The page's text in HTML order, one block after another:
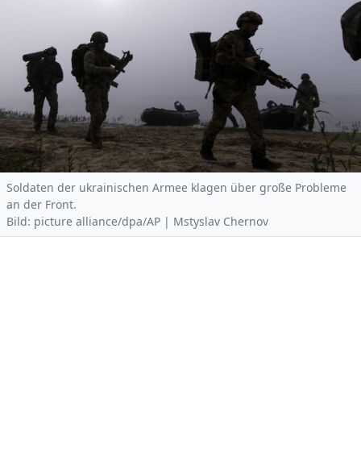
Soldaten der ukrainischen Armee klagen über große Probleme
an der Front.
Bild: picture alliance/dpa/AP | Mstyslav Chernov